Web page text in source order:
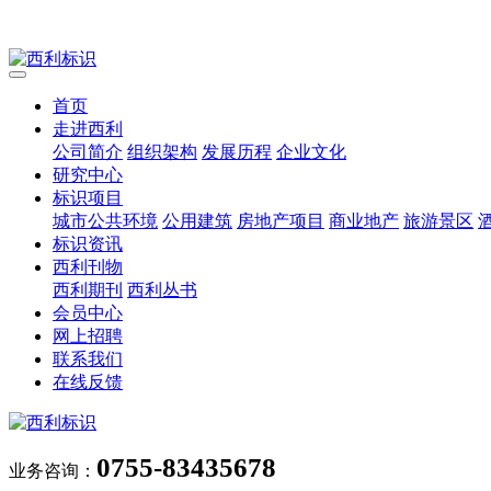
首页
走进西利
公司简介 组织架构 发展历程 企业文化
研究中心
标识项目
城市公共环境 公用建筑 房地产项目 商业地产 旅游景区
标识资讯
西利刊物
西利期刊 西利丛书
会员中心
网上招聘
联系我们
在线反馈
业务咨询： 0755-83435678